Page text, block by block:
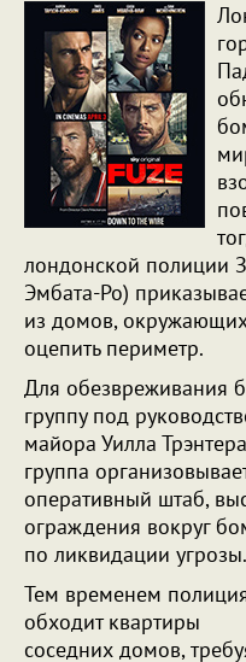
лондонской полиции
Эмбата-Ро)
из домов,
оцепить периметр.
Для обезвреживания
группу под
майора Уилла
группа
оперативный штаб,
ограждения вокруг
по ликвидации угрозы.
Тем временем
обходит квартиры
соседних домов,